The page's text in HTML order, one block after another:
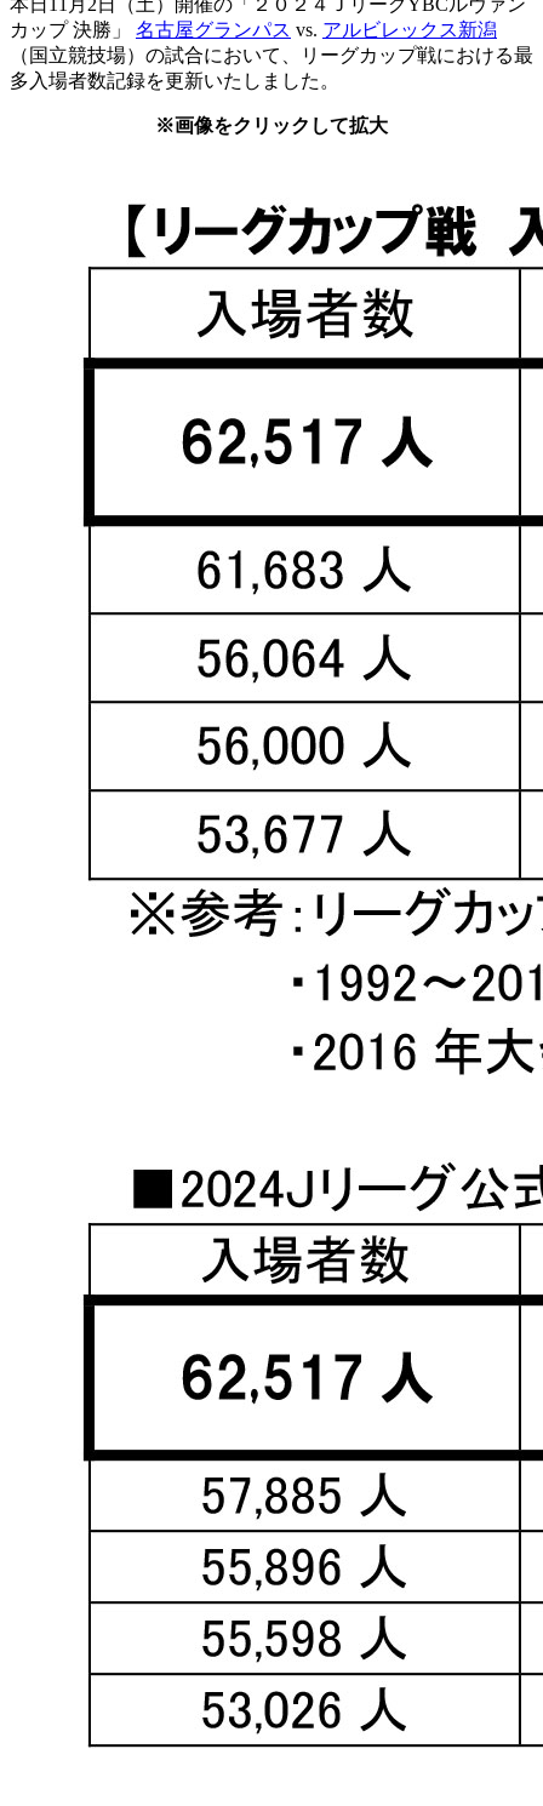
本日11月2日（土）開催の「２０２４ＪリーグYBCルヴァン
カップ 決勝」 名古屋グランパス vs. アルビレックス新潟
（国立競技場）の試合において、リーグカップ戦における最
多入場者数記録を更新いたしました。
※画像をクリックして拡大